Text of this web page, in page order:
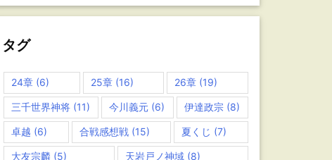
カ
ブ
タグ
24章 (6) 25章(16) 26章 (19)
三千世界神将 (11) 今川義元 (6) 伊達政宗(8)
卓越 (6) 合戦感想戦(15) 夏くじ (7)
大友宗麟 (5) 天岩戸ノ神域 (8)